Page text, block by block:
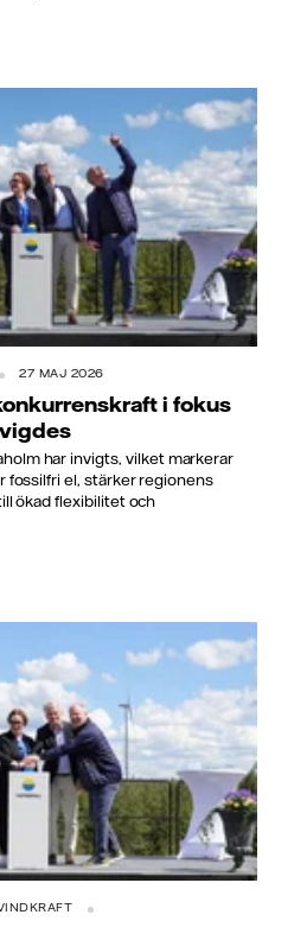
27 MAJ 2026
i fokus
har invigts, vilket markerar
el, stärker regionens
ökad flexibilitet och